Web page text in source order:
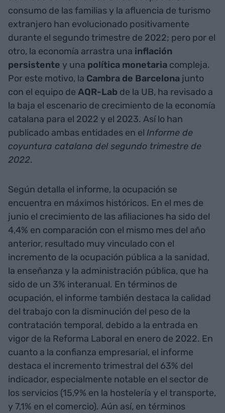
consumo de las familias y la afluencia de turismo
extranjero han evolucionado positivamente
durante el segundo trimestre de 2022; pero por el
otro, la economía arrastra una inflación
persistente y una política monetaria compleja.
Por este motivo, la Cambra de Barcelona junto
con el equipo de AQR-Lab de la UB, ha revisado a
la baja el escenario de crecimiento de la economía
catalana para el 2022 y el 2023. Así lo han
publicado ambas entidades en el Informe de
coyuntura catalana del segundo trimestre de
2022.
Según detalla el informe, la ocupación se
encuentra en máximos históricos. En el mes de
junio el crecimiento de las afiliaciones ha sido del
4,4% en comparación con el mismo mes del año
anterior, resultado muy vinculado con el
incremento de la ocupación pública a la sanidad,
la enseñanza y la administración pública, que ha
sido de un 3% interanual. En términos de
ocupación, el informe también destaca la calidad
del trabajo con la disminución del peso de la
contratación temporal, debido a la entrada en
vigor de la Reforma Laboral en enero de 2022. En
cuanto a la confianza empresarial, el informe
destaca el incremento trimestral del 63% del
indicador, especialmente notable en el sector de
los servicios (15,9% en la hostelería y el transporte,
y 7,1% en el comercio). Aún así, en términos